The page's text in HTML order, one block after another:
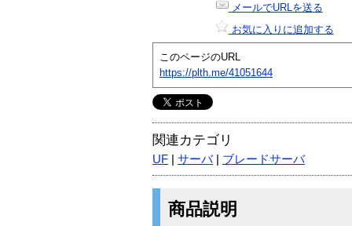
メールでURLを送る
お気に入りに追加する
このページのURL
https://plth.me/41051644
関連カテゴリ
UF サーバ| ブレードサーバ
商品説明